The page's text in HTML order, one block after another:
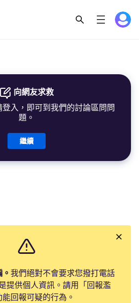
向網友求救
入，即可到我們的討論區問問
題。
繼續
我們絕對不會要求您撥打電話
提供個人資訊。請用「回報濫
能回報可疑的行為。